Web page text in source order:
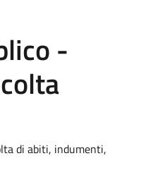
-
di abiti, indumenti,